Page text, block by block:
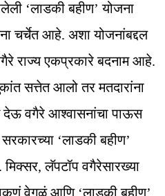
‘लाडकी बहीण’ योजना
चर्चेत आहे. अशा योजनांबद्दल
राज्य एकप्रकारे बदनाम आहे.
सत्तेत आलो तर मतदारांना
वगैरे आश्‍वासनांचा पाऊस
‘लाडकी बहीण’
लॅपटॉप वगैरेसारख्या
वेगळं आणि ‘लाडकी बहीण’